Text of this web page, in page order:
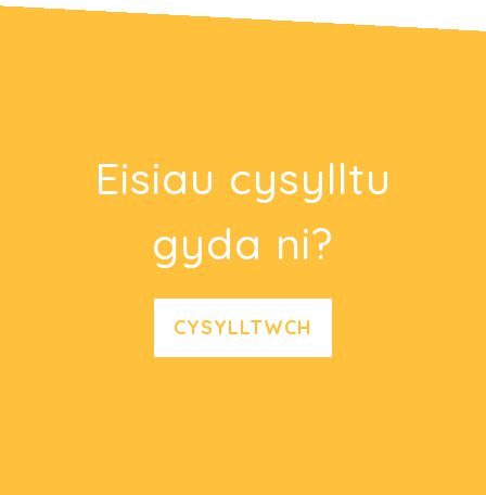
Eisiau cysylltu
gyda ni?
CYSYLLTWCH